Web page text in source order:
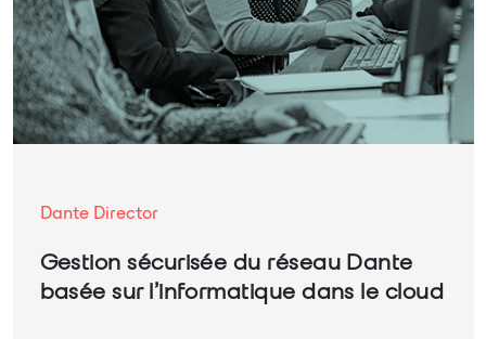
Dante Director
Gestion sécurisée du réseau Dante
basée sur l’informatique dans le cloud